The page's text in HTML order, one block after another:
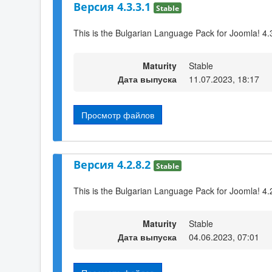
Версия 4.3.3.1 Stable
This is the Bulgarian Language Pack for Joomla!
Maturity
Stable
Дата выпуска
11.07.2023, 18:17
Просмотр файлов
Версия 4.2.8.2 Stable
This is the Bulgarian Language Pack for Joomla!
Maturity
Stable
Дата выпуска
04.06.2023, 07:01